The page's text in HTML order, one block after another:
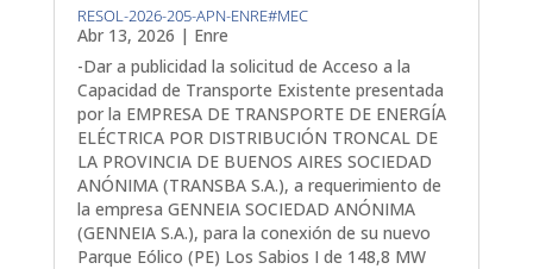
RESOL-2026-205-APN-ENRE#MEC
Abr 13, 2026 | Enre
-Dar a publicidad la solicitud de Acceso a la
Capacidad de Transporte Existente presentada
por la EMPRESA DE TRANSPORTE DE ENERGÍA
ELÉCTRICA POR DISTRIBUCIÓN TRONCAL DE
LA PROVINCIA DE BUENOS AIRES SOCIEDAD
ANÓNIMA (TRANSBA S.A.), a requerimiento de
la empresa GENNEIA SOCIEDAD ANÓNIMA
(GENNEIA S.A.), para la conexión de su nuevo
Parque Eólico (PE) Los Sabios I de 148,8 MW